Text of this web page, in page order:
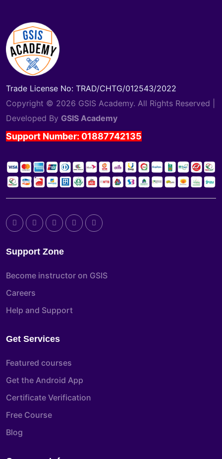
Trade License No: TRAD/CHTG/012543/2022
Copyright © 2026 GSIS Academy. All Rights Reserved |
Developed By GSIS Academy
Support Number: 01887742135
Support Zone
Become instructor on GSIS
Careers
Help and Support
Get Services
Featured courses
Get the Android App
Certificate Verification
Free Course
Blog